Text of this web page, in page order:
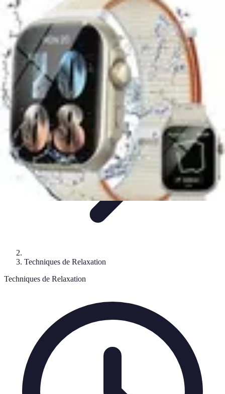
Astuces Anti Stress
Astuces NaturellesAstuces Pratiques
Méditation et
RelaxationRoutines et HabitudesTechniques de Relaxation
Astuces Anti Stress
Techniques de Relaxation
Techniques de Relaxation